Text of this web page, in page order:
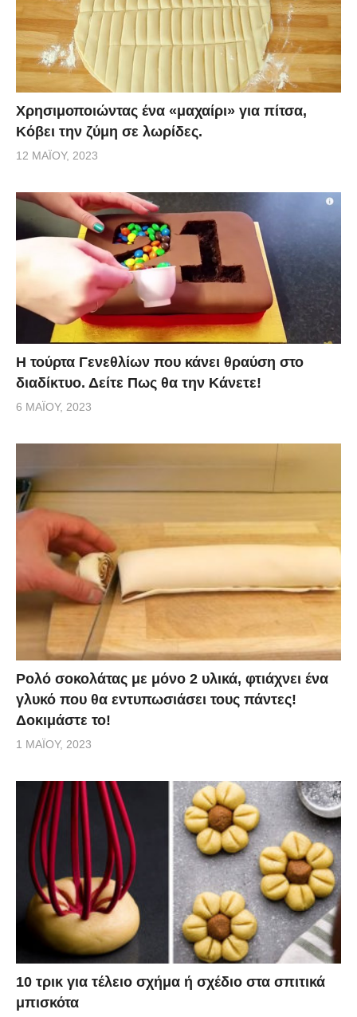
Χρησιμοποιώντας ένα «μαχαίρι» για πίτσα,
Κόβει την ζύμη σε λωρίδες.
12 ΜΑΪ́ΟΥ, 2023
Η τούρτα Γενεθλίων που κάνει θραύση στο
διαδίκτυο. Δείτε Πως θα την Κάνετε!
6 ΜΑΪ́ΟΥ, 2023
Ρολό σοκολάτας με μόνο 2 υλικά, φτιάχνει ένα
γλυκό που θα εντυπωσιάσει τους πάντες!
Δοκιμάστε το!
1 ΜΑΪ́ΟΥ, 2023
10 τρικ για τέλειο σχήμα ή σχέδιο στα σπιτικά
μπισκότα